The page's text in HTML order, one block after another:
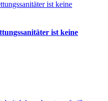
ist keine